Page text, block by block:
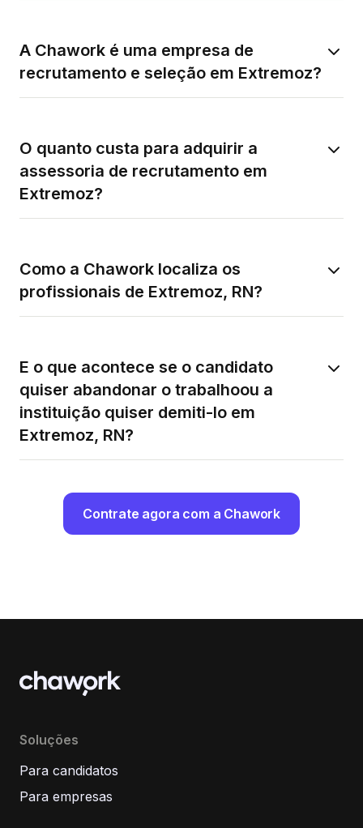
A Chawork é uma empresa de
recrutamento e seleção em Extremoz?
O quanto custa para adquirir a
assessoria de recrutamento em
Extremoz?
Como a Chawork localiza os
profissionais de Extremoz, RN?
E o que acontece se o candidato
quiser abandonar o trabalhoou a
instituição quiser demiti-lo em
Extremoz, RN?
Contrate agora com a Chawork
Soluções
Para candidatos
Para empresas